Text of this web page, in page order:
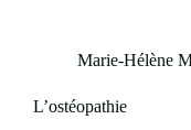
Marie-Hélène
L’ostéopathie